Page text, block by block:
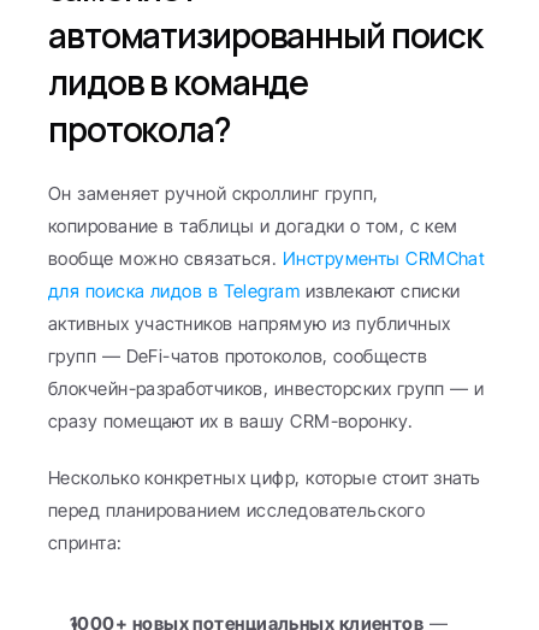
автоматизированный поиск
лидов в команде
протокола?
Он заменяет ручной скроллинг групп,
копирование в таблицы и догадки о том, с кем
вообще можно связаться. Инструменты CRMChat
для поиска лидов в Telegram извлекают списки
активных участников напрямую из публичных
групп — DeFi-чатов протоколов, сообществ
блокчейн-разработчиков, инвесторских групп — и
сразу помещают их в вашу CRM-воронку.
Несколько конкретных цифр, которые стоит знать
перед планированием исследовательского
спринта:
1000+ новых потенциальных клиентов —